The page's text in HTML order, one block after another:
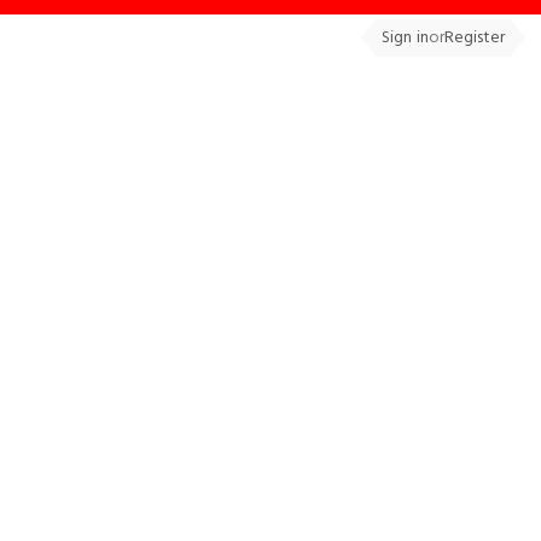
Sign inorRegister